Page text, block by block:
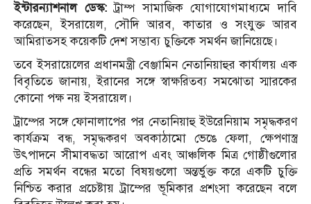
ইন্টারন্যাশনাল ডেস্ক:ট্রাম্প সামাজিক যোগাযোগমাধ্যমে দাবি
করেছেন, ইসরায়েল, সৌদি আরব, কাতার ও সংযুক্ত আরব
আমিরাতসহ কয়েকটি দেশ সম্ভাব্য চুক্তিকে সমর্থন জানিয়েছে।
তবে ইসরায়েলের প্রধানমন্ত্রী বেঞ্জামিন নেতানিয়াহুর কার্যালয় এক
বিবৃতিতে জানায়, ইরানের সঙ্গে স্বাক্ষরিতব্য সমঝোতা স্মারকের
কোনো পক্ষ নয় ইসরায়েল।
ট্রাম্পের সঙ্গে ফোনালাপের পর নেতানিয়াহু ইউরেনিয়াম সমৃদ্ধকরণ
কার্যক্রম বন্ধ, সমৃদ্ধকরণ অবকাঠামো ভেঙে ফেলা, ক্ষেপণাস্ত্র
উৎপাদনে সীমাবদ্ধতা আরোপ এবং আঞ্চলিক মিত্র গোষ্ঠীগুলোর
প্রতি সমর্থন বন্ধের মতো বিষয়গুলো অন্তর্ভুক্ত করে একটি চুক্তি
নিশ্চিত করার প্রচেষ্টায় ট্রাম্পের ভূমিকার প্রশংসা করেছেন বলে